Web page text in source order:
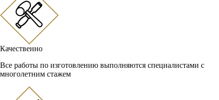
Качественно
Все работы по изготовлению выполняются специалистами с
многолетним стажем